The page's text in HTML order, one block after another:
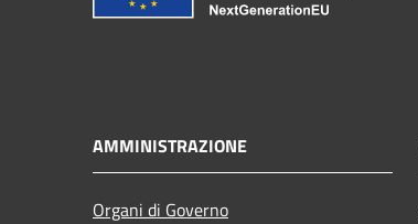
AMMINISTRAZIONE
Organi di Governo